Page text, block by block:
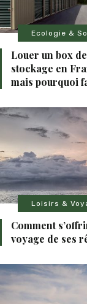
Ecologie &
Louer un box de
stockage en
mais pourquoi
Loisirs &
Comment
voyage de ses